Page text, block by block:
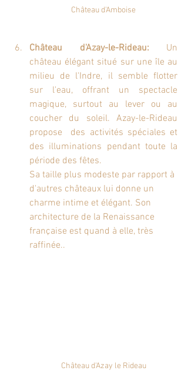
Château d'Amboise
Château d'Azay-le-Rideau: Un
château élégant situé sur une île au
milieu de l'Indre, il semble flotter
sur l'eau, offrant un spectacle
magique, surtout au lever ou au
coucher du soleil. Azay-le-Rideau
propose  des activités spéciales et
des illuminations pendant toute la
période des fêtes.
Sa taille plus modeste par rapport à
d'autres châteaux lui donne un
charme intime et élégant. Son
architecture de la Renaissance
française est quand à elle, très
raffinée..
Château d'Azay le Rideau